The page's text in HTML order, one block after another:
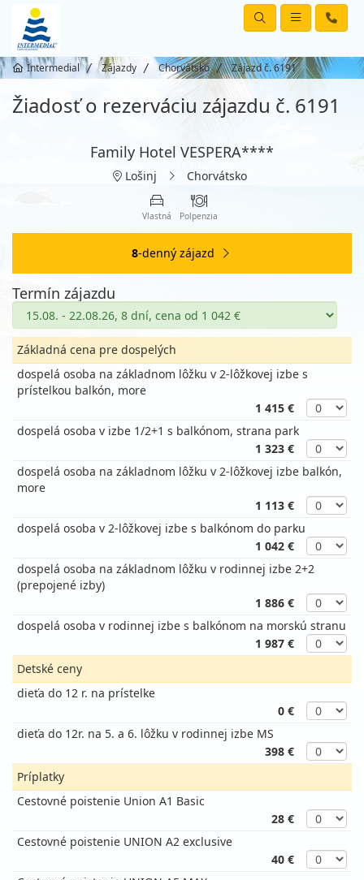
Intermedial Zájazdy Chorvátsko Zájazd č. 6191
Žiadosť o rezerváciu zájazdu č. 6191
Family Hotel VESPERA****
Lošinj Chorvátsko
Vlastná Polpenzia
8-denný zájazd
Termín zájazdu
Základná cena pre dospelých
dospelá osoba na základnom lôžku v 2-lôžkovej izbe s
prístelkou balkón, more
1 415 €
dospelá osoba v izbe 1/2+1 s balkónom, strana park
1 323 €
dospelá osoba na základnom lôžku v 2-lôžkovej izbe balkón,
more
1 113 €
dospelá osoba v 2-lôžkovej izbe s balkónom do parku
1 042 €
dospelá osoba na základnom lôžku v rodinnej izbe 2+2
(prepojené izby)
1 886 €
dospelá osoba v rodinnej izbe s balkónom na morskú stranu
1 987 €
Detské ceny
dieťa do 12 r. na prístelke
0 €
dieťa do 12r. na 5. a 6. lôžku v rodinnej izbe MS
398 €
Príplatky
Cestovné poistenie Union A1 Basic
28 €
Cestovné poistenie UNION A2 exclusive
40 €